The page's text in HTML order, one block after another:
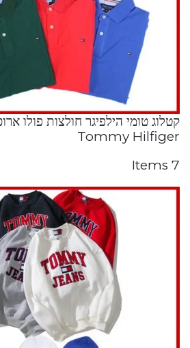
קטלוג טומי הילפיגר חולצות פולו
Tommy Hilfiger
7 Items